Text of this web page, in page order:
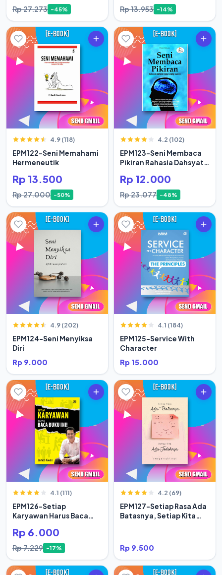
Rp 27.273 -45% Rp 13.953 -14%
4.9 (118)
EPM122-Seni Memahami
Hermeneutik
Rp 13.500
Rp 27.000 -50%
4.2 (102)
EPM123-Seni Membaca
Pikiran Rahasia Dahsyat
Rp 12.000
Rp 23.077 -48%
4.9 (202)
EPM124-Seni Menyiksa
Diri
Rp 9.000
4.1 (184)
EPM125-Service With
Character
Rp 15.000
4.1 (111)
EPM126-Setiap
Karyawan Harus Baca
Rp 6.000
Rp 7.229 -17%
4.2 (69)
EPM127-Setiap Rasa Ada
Batasnya, Setiap Kita
Rp 9.500